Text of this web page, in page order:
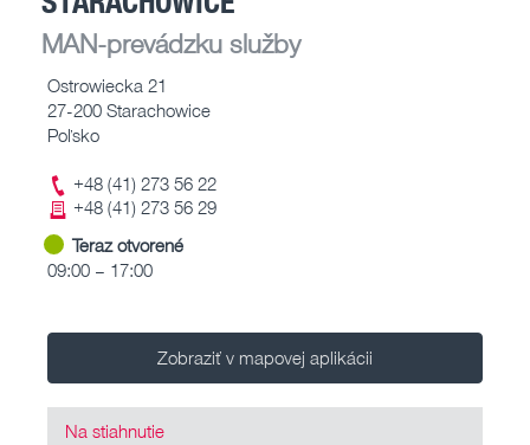
MAN-prevádzku služby
Ostrowiecka 21
27-200 Starachowice
Poľsko
+48 (41) 273 56 22
+48 (41) 273 56 29
Teraz otvorené
09:00 – 17:00
Zobraziť v mapovej aplikácii
Na stiahnutie